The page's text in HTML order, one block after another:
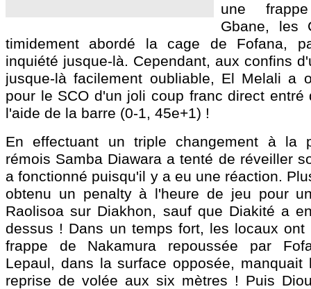
une
Gbane, les
timidement abordé la cage de Fofana,
inquiété jusque-là. Cependant, aux confins
jusque-là facilement oubliable, El Melali a
pour le SCO d'un joli coup franc direct entré
l'aide de la barre (0-1, 45e+1) !
En effectuant un triple changement à la
rémois Samba Diawara a tenté de réveiller
a fonctionné puisqu'il y a eu une réaction.
obtenu un penalty à l'heure de jeu pour
Raolisoa sur Diakhon, sauf que Diakité a
dessus ! Dans un temps fort, les locaux ont
frappe de Nakamura repoussée par
Lepaul, dans la surface opposée, manquait
reprise de volée aux six mètres ! Puis